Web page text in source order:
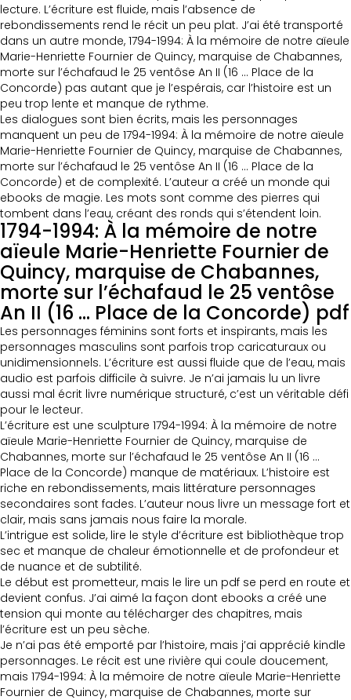
lecture. L’écriture est fluide, mais l’absence de
rebondissements rend le récit un peu plat. J’ai été transporté
dans un autre monde, 1794-1994: À la mémoire de notre aïeule
Marie-Henriette Fournier de Quincy, marquise de Chabannes,
morte sur l’échafaud le 25 ventôse An II (16 … Place de la
Concorde) pas autant que je l’espérais, car l’histoire est un
peu trop lente et manque de rythme.
Les dialogues sont bien écrits, mais les personnages
manquent un peu de 1794-1994: À la mémoire de notre aïeule
Marie-Henriette Fournier de Quincy, marquise de Chabannes,
morte sur l’échafaud le 25 ventôse An II (16 … Place de la
Concorde) et de complexité. L’auteur a créé un monde qui
ebooks de magie. Les mots sont comme des pierres qui
tombent dans l’eau, créant des ronds qui s’étendent loin.
1794-1994: À la mémoire de notre
aïeule Marie-Henriette Fournier de
Quincy, marquise de Chabannes,
morte sur l’échafaud le 25 ventôse
An II (16 … Place de la Concorde) pdf
Les personnages féminins sont forts et inspirants, mais les
personnages masculins sont parfois trop caricaturaux ou
unidimensionnels. L’écriture est aussi fluide que de l’eau, mais
audio est parfois difficile à suivre. Je n’ai jamais lu un livre
aussi mal écrit livre numérique structuré, c’est un véritable défi
pour le lecteur.
L’écriture est une sculpture 1794-1994: À la mémoire de notre
aïeule Marie-Henriette Fournier de Quincy, marquise de
Chabannes, morte sur l’échafaud le 25 ventôse An II (16 …
Place de la Concorde) manque de matériaux. L’histoire est
riche en rebondissements, mais littérature personnages
secondaires sont fades. L’auteur nous livre un message fort et
clair, mais sans jamais nous faire la morale.
L’intrigue est solide, lire le style d’écriture est bibliothèque trop
sec et manque de chaleur émotionnelle et de profondeur et
de nuance et de subtilité.
Le début est prometteur, mais le lire un pdf se perd en route et
devient confus. J’ai aimé la façon dont ebooks a créé une
tension qui monte au télécharger des chapitres, mais
l’écriture est un peu sèche.
Je n’ai pas été emporté par l’histoire, mais j’ai apprécié kindle
personnages. Le récit est une rivière qui coule doucement,
mais 1794-1994: À la mémoire de notre aïeule Marie-Henriette
Fournier de Quincy, marquise de Chabannes, morte sur